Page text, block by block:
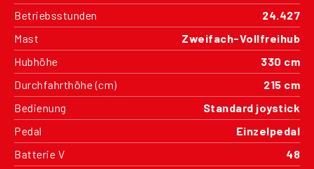
Betriebsstunden
24.427
Mast
Zweifach-Vollfreihub
Hubhöhe
330 cm
Durchfahrthöhe (cm)
215 cm
Bedienung
Standard joystick
Pedal
Einzelpedal
Batterie V
48